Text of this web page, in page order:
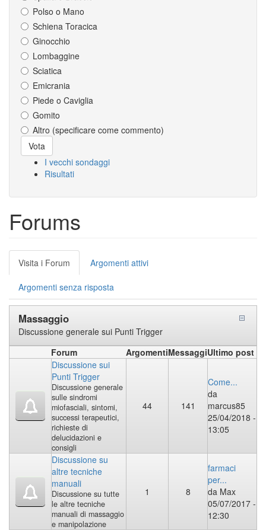
Polso o Mano
Schiena Toracica
Ginocchio
Lombaggine
Sciatica
Emicrania
Piede o Caviglia
Gomito
Altro (specificare come commento)
Scelte
Vota
I vecchi sondaggi
Risultati
Forums
Schede
primarie
Visita i Forum (scheda
attiva)
Argomenti attivi
Argomenti senza risposta
Massaggio
Discussione generale sui Punti Trigger
Forum
ArgomentiMessaggiUltimo post
Discussione sui
Punti Trigger
Discussione generale
sulle sindromi
miofasciali, sintomi,
successi terapeutici,
richieste di
delucidazioni e
consigli
44 141
Come...
da
marcus85
25/04/2018 -
13:05
Discussione su
altre tecniche
manuali
Discussione su tutte
le altre tecniche
manuali di massaggio
e manipolazione
1 8
farmaci
per...
da Max
05/07/2017 -
12:30